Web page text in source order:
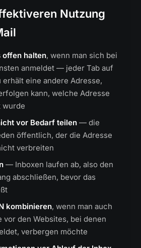
Nutzung
offen halten, wenn man sich bei
anmeldet — jeder Tab auf
eine andere Adresse,
kann, welche Adresse
wurde
vor Bedarf teilen — die
öffentlich, der die Adresse
verbreiten
— Inboxen laufen ab, also den
abschließen, bevor das
kombinieren, wenn man auch
vor den Websites, bei denen
verbergen möchte